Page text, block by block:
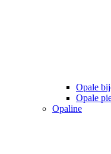
Opale
Opale
Opaline